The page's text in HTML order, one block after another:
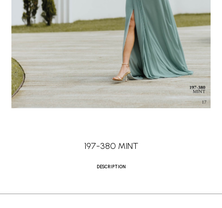
197-380 MINT
DESCRIPTION